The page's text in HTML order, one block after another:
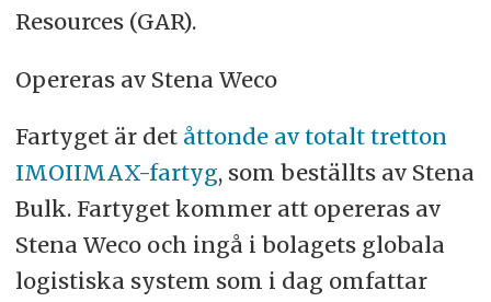
Resources (GAR).
Opereras av Stena Weco
Fartyget är det åttonde av totalt tretton
IMOIIMAX-fartyg, som beställts av Stena
Bulk. Fartyget kommer att opereras av
Stena Weco och ingå i bolagets globala
logistiska system som i dag omfattar